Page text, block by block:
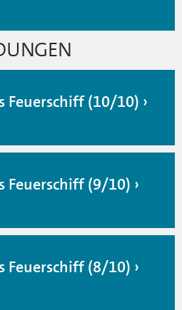
Feuerschiff (10/10)
Feuerschiff (9/10)
Feuerschiff (8/10)